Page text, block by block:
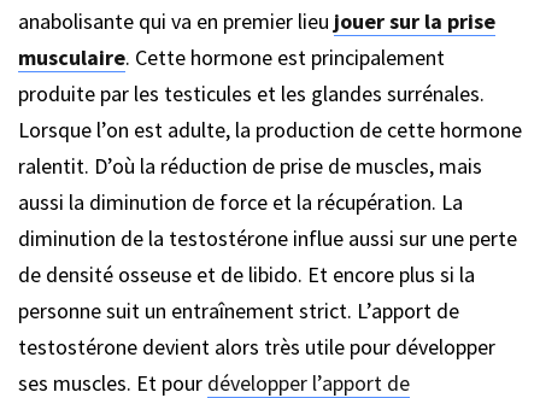
anabolisante qui va en premier lieu jouer sur la prise
musculaire. Cette hormone est principalement
produite par les testicules et les glandes surrénales.
Lorsque l’on est adulte, la production de cette hormone
ralentit. D’où la réduction de prise de muscles, mais
aussi la diminution de force et la récupération. La
diminution de la testostérone influe aussi sur une perte
de densité osseuse et de libido. Et encore plus si la
personne suit un entraînement strict. L’apport de
testostérone devient alors très utile pour développer
ses muscles. Et pour développer l’apport de